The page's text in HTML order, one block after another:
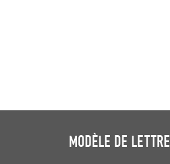
MODÈLE DE LETTRE